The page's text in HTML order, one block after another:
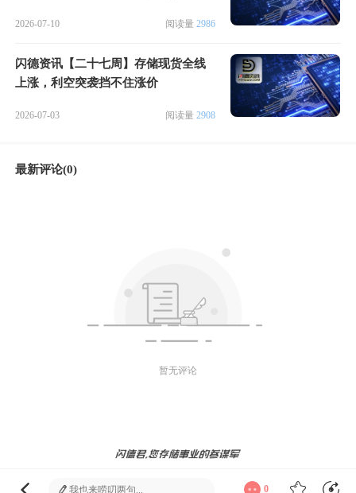
2026-07-10 阅读量 2986
闪德资讯【二十七周】存储现货全线
上涨，利空突袭挡不住涨价
2026-07-03 阅读量 2908
最新评论(0)
暂无评论
0
发送